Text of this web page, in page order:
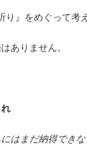
』をめぐって考え
ありません。
はまだ納得できな